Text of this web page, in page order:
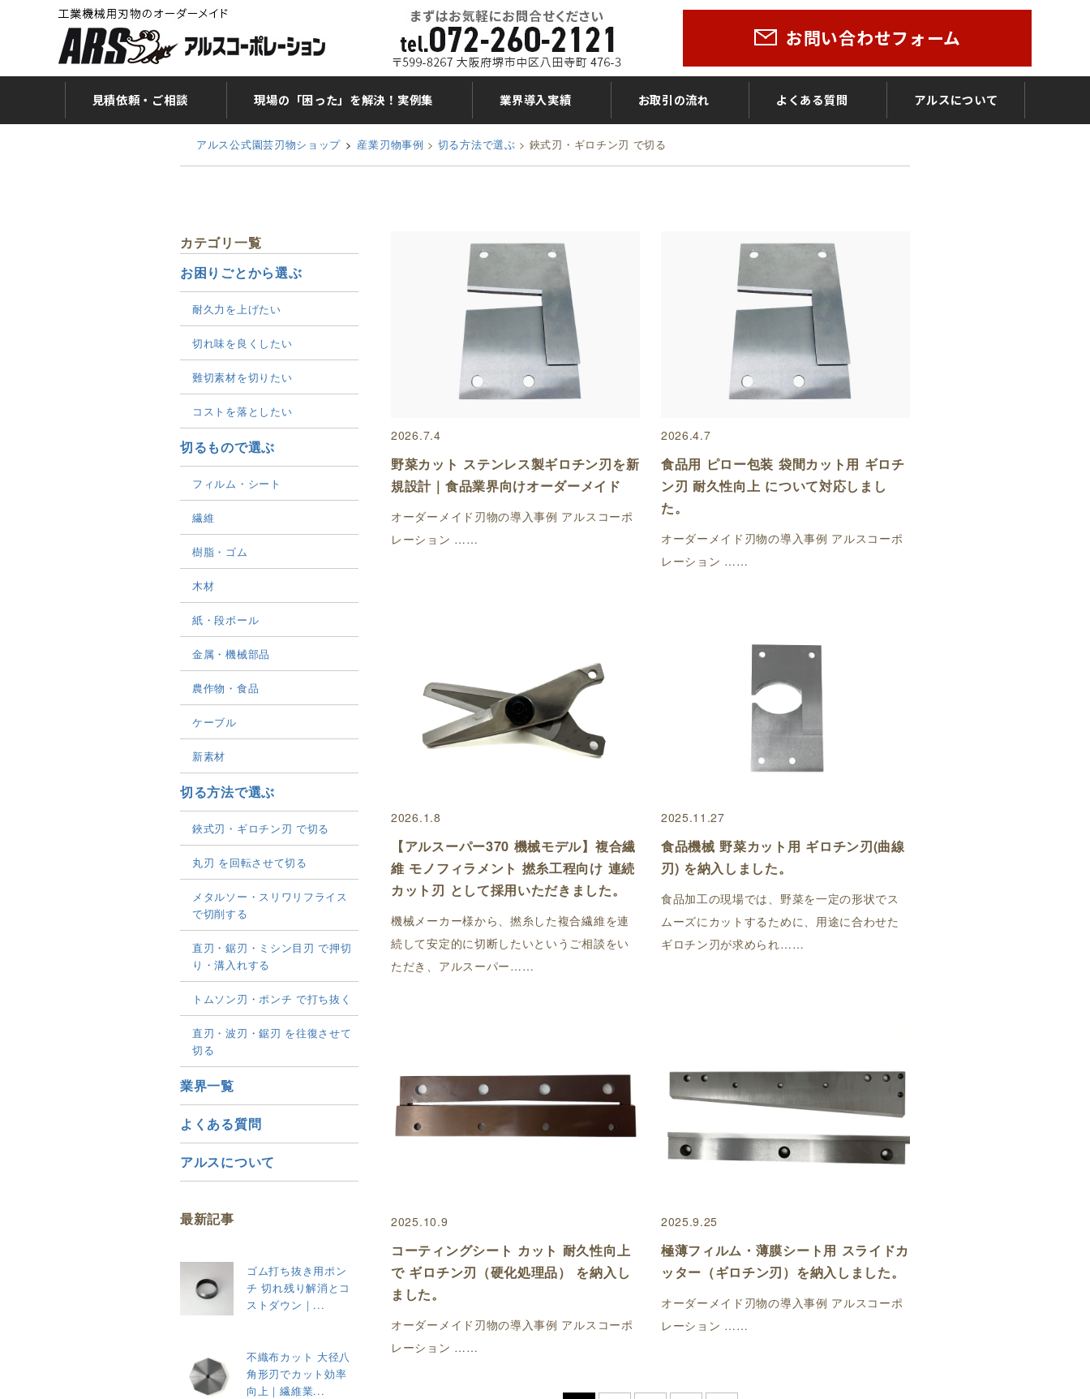
お問い合わせフォーム
見積依頼・ご相談 現場の「困った」を解決！実例集 業界導入実績 お取引の流れ よくある質問 アルスについて
アルス公式園芸刃物ショップ 産業刃物事例 > 切る方法で選ぶ > 鋏式刃・ギロチン刃 で切る
2026.7.4
野菜カット ステンレス製ギロチン刃を新
規設計｜食品業界向けオーダーメイド
オーダーメイド刃物の導入事例 アルスコーポ
レーション ……
2026.4.7
食品用 ピロー包装 袋間カット用 ギロチ
ン刃 耐久性向上 について対応しまし
た。
オーダーメイド刃物の導入事例 アルスコーポ
レーション ……
2026.1.8
【アルスーパー370 機械モデル】複合繊
維 モノフィラメント 撚糸工程向け 連続
カット刃 として採用いただきました。
機械メーカー様から、撚糸した複合繊維を連
続して安定的に切断したいというご相談をい
ただき、アルスーパー……
2025.11.27
食品機械 野菜カット用 ギロチン刃(曲線
刃) を納入しました。
食品加工の現場では、野菜を一定の形状でス
ムーズにカットするために、用途に合わせた
ギロチン刃が求められ……
2025.10.9
コーティングシート カット 耐久性向上
で ギロチン刃（硬化処理品） を納入し
ました。
オーダーメイド刃物の導入事例 アルスコーポ
レーション ……
2025.9.25
極薄フィルム・薄膜シート用 スライドカ
ッター（ギロチン刃）を納入しました。
オーダーメイド刃物の導入事例 アルスコーポ
レーション ……
カテゴリ一覧
お困りごとから選ぶ
耐久力を上げたい
切れ味を良くしたい
難切素材を切りたい
コストを落としたい
切るもので選ぶ
フィルム・シート
繊維
樹脂・ゴム
木材
紙・段ボール
金属・機械部品
農作物・食品
ケーブル
新素材
切る方法で選ぶ
鋏式刃・ギロチン刃 で切る
丸刃 を回転させて切る
メタルソー・スリワリフライス
で切削する
直刃・鋸刃・ミシン目刃 で押切
り・溝入れする
トムソン刃・ポンチ で打ち抜く
直刃・波刃・鋸刃 を往復させて
切る
業界一覧
よくある質問
アルスについて
最新記事
ゴム打ち抜き用ポン
チ 切れ残り解消とコ
ストダウン｜...
不織布カット 大径八
角形刃でカット効率
向上｜繊維業...